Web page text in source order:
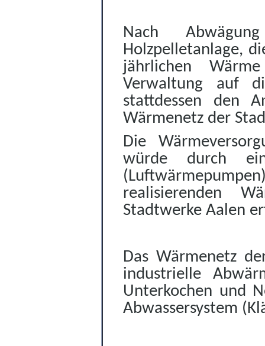
Nach
Holzpelletanlage,
jährlichen
Verwaltung
auf
stattdessen den
Wärmenetz der
Die
würde durch
realisierenden
Stadtwerke Aalen
Das Wärmenetz
industrielle
Unterkochen und
Abwassersystem